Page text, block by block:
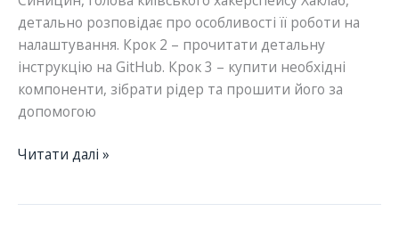
детально розповідає про особливості її роботи на
налаштування. Крок 2 – прочитати детальну
інструкцію на GitHub. Крок 3 – купити необхідні
компоненти, зібрати рідер та прошити його за
допомогою
Система
Читати далі »